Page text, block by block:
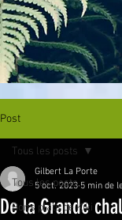
Post
Tous les posts
Bons plats de Kiki
Tous les posts
De la Grande
Gilbert La Porte
5 oct. 2023 5 min de